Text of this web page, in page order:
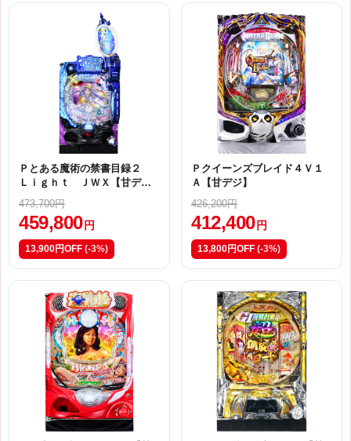
Ｐとある魔術の禁書目録２
Ｌｉｇｈｔ ＪＷＸ【甘デ
473,700円
459,800 円
13,900円OFF (-3%)
Ｐクイーンズブレイド４Ｖ１
Ａ【甘デジ】
426,200円
412,400 円
13,800円OFF (-3%)